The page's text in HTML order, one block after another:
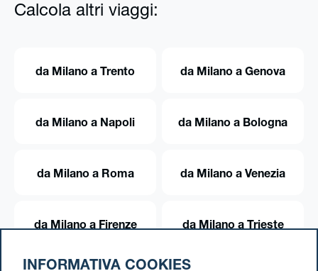
Calcola altri viaggi:
da Milano a Trento da Milano a Genova
da Milano a Napoli da Milano a Bologna
da Milano a Roma da Milano a Venezia
da Milano a Firenze da Milano a Trieste
INFORMATIVA COOKIES